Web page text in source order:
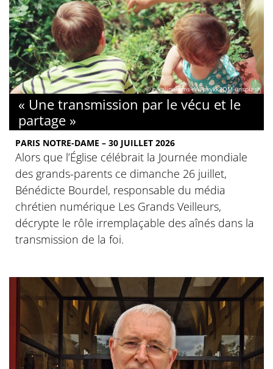
© nikoline-arns-rWFpxykk3QM-unsplash
« Une transmission par le vécu et le
partage »
PARIS NOTRE-DAME – 30 JUILLET 2026
Alors que l’Église célébrait la Journée mondiale
des grands-parents ce dimanche 26 juillet,
Bénédicte Bourdel, responsable du média
chrétien numérique Les Grands Veilleurs,
décrypte le rôle irremplaçable des aînés dans la
transmission de la foi.